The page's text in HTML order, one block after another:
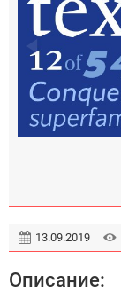
13.09.2019
Описание: